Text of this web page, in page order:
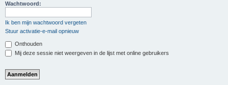
Wachtwoord:
Ik ben mijn wachtwoord vergeten
Stuur activatie-e-mail opnieuw
Onthouden
Mij deze sessie niet weergeven in de lijst met online gebruikers